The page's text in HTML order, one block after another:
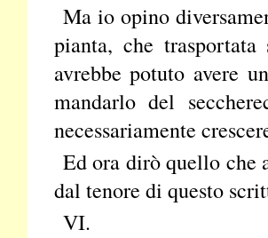
Ma io opino
pianta, che
avrebbe potuto avere
mandarlo del
necessariamente
Ed ora dirò quello che
dal tenore di questo
VI.